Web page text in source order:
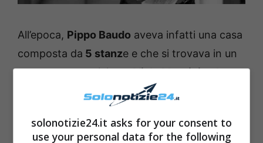
All’epoca, Pippo Baudo aveva infatti una casa
composta da 5 stanze e che si trovava in un
appartamento vicino aViale Mazzini nel
quartiere Prati(dov’era ubicata la sede
storica della Rai). Non si sa però se il
conduttore viva ancora in quella casa ma,
solonotizie24.it asks for your consent to
use your personal data for the following